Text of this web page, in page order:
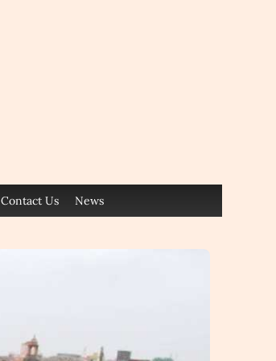
Contact Us News